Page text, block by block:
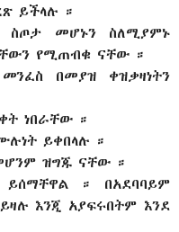
ይችላሉ ።
ስጦታ መሆኑን ስለሚያምኑ
የሚጠብቁ ናቸው ።
በመያዝ ቀዝቃዛነትን
ነበራቸው ።
ይቀበላሉ ።
ዝግጁ ናቸው ።
ይሰማቸዋል ። በአደባባይም
እንጂ አያፍሩበትም እንደ